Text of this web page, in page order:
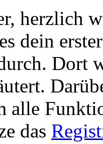
herzlich
dein
Dort
alle
das